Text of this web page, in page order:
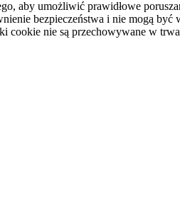
aby umożliwić prawidłowe
bezpieczeństwa i nie mogą
cookie nie są przechowywane w